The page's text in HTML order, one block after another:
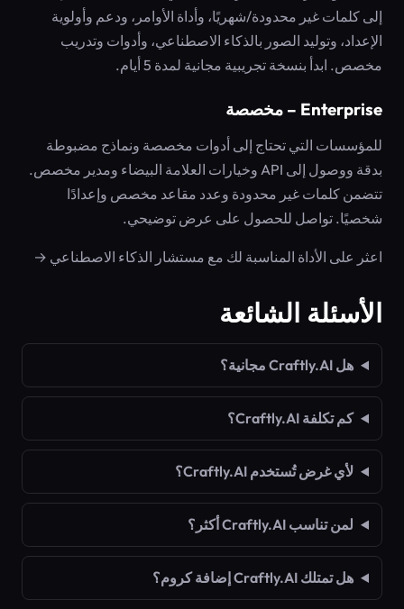
إلى كلمات غير محدودة/شهريًا، وأداة الأوامر، ودعم وأولوية
الإعداد، وتوليد الصور بالذكاء الاصطناعي، وأدوات وتدريب
مخصص. ابدأ بنسخة تجريبية مجانية لمدة 5 أيام.
Enterprise – مخصصة
للمؤسسات التي تحتاج إلى أدوات مخصصة ونماذج مضبوطة
بدقة ووصول إلى API وخيارات العلامة البيضاء ومدير مخصص.
تتضمن كلمات غير محدودة وعدد مقاعد مخصص وإعدادًا
شخصيًا. تواصل للحصول على عرض توضيحي.
اعثر على الأداة المناسبة لك مع مستشار الذكاء الاصطناعي →
الأسئلة الشائعة
هل Craftly.AI مجانية؟
كم تكلفة Craftly.AI؟
لأي غرض تُستخدم Craftly.AI؟
لمن تناسب Craftly.AI أكثر؟
هل تمتلك Craftly.AI إضافة كروم؟